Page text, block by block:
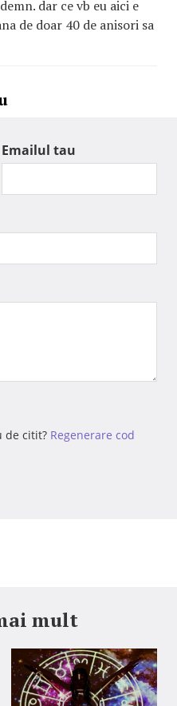
dar ce vb eu aici e
de doar 40 de anisori sa
Emailul tau
de citit? Regenerare cod
mult